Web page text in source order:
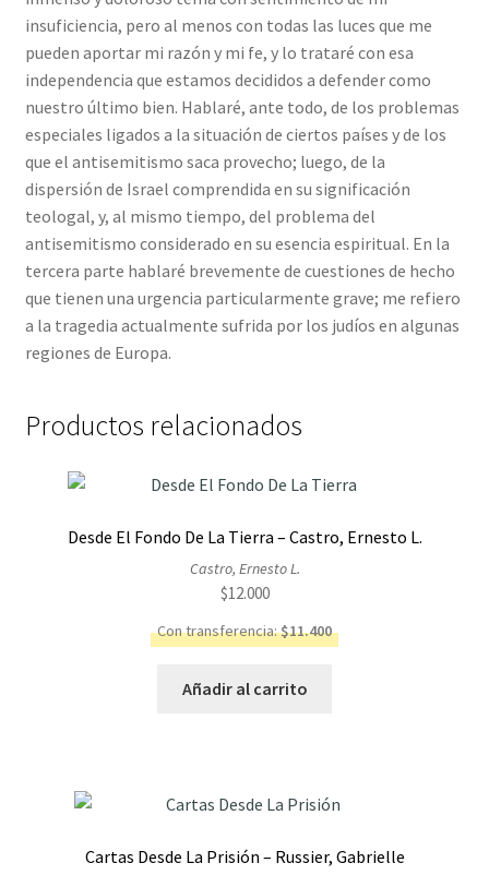
insuficiencia, pero al menos con todas las luces que me
pueden aportar mi razón y mi fe, y lo trataré con esa
independencia que estamos decididos a defender como
nuestro último bien. Hablaré, ante todo, de los problemas
especiales ligados a la situación de ciertos países y de los
que el antisemitismo saca provecho; luego, de la
dispersión de Israel comprendida en su significación
teologal, y, al mismo tiempo, del problema del
antisemitismo considerado en su esencia espiritual. En la
tercera parte hablaré brevemente de cuestiones de hecho
que tienen una urgencia particularmente grave; me refiero
a la tragedia actualmente sufrida por los judíos en algunas
regiones de Europa.
Productos relacionados
Desde El Fondo De La Tierra – Castro, Ernesto L.
Castro, Ernesto L.
$12.000
Con transferencia:$11.400
Añadir al carrito
Cartas Desde La Prisión – Russier, Gabrielle